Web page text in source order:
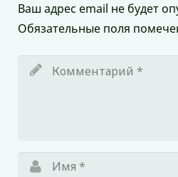
Ваш адрес email не будет
Обязательные поля